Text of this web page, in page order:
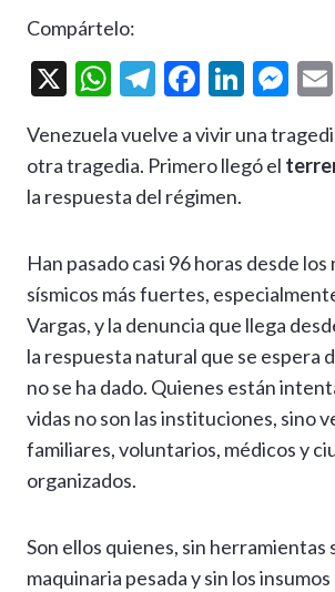
Compártelo:
X
W
at
s
p
p
T
e
gr
m
F
e
b
o
k
Li
ke
dI
M
se
n
er
Venezuela vuelve a vivir una
otra tragedia. Primero llegó el
la respuesta del régimen.
Han pasado casi 96 horas desde
sísmicos más fuertes,
Vargas, y la denuncia que llega
la respuesta natural que se espera
no se ha dado. Quienes están
vidas no son las instituciones, sino
familiares, voluntarios, médicos y
organizados.
Son ellos quienes, sin herramientas
maquinaria pesada y sin los